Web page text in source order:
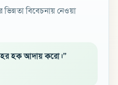
বিবেচনায় নেওয়া
হক আদায় করো।”